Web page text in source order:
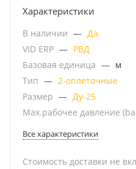
Характеристики
В наличии — Да
VID ERP — РВД
Базовая единица — м
Тип — 2-оплеточные
Размер — Ду-25
Мах.рабочее давление
Все характеристики
Стоимость доставки не